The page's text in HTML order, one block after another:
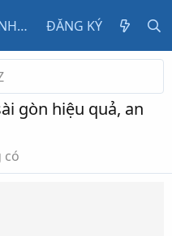
ĐĂNG NHẬP ĐĂNG KÝ
gòn hiệu quả, an
có